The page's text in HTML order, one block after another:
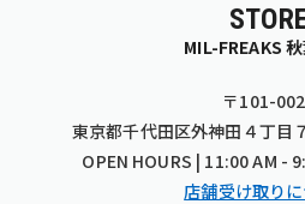
MIL-FREAKS
〒101-
東京都千代田区外神田４丁目
OPEN HOURS | 11:00 AM -
店舗受け取り